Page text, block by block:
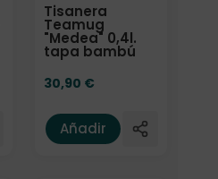
Tisanera
Teamug
"Medea" 0,4l.
tapa bambú
30,90 €
Añadir